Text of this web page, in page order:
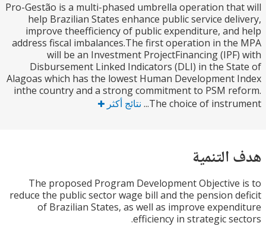
Pro-Gestão is a multi-phased umbrella operation
help Brazilian States enhance public service
improve theefficiency of public expenditure,
address fiscal imbalances.The first operation in
will be an Investment ProjectFinancing
Disbursement Linked Indicators (DLI) in the
Alagoas which has the lowest Human Development
inthe country and a strong commitment to PSM
The choice of نتائج أكثر
The proposed Program Development
reduce the public sector wage bill and the pension
of Brazilian States, as well as improve
efficiency in strategic